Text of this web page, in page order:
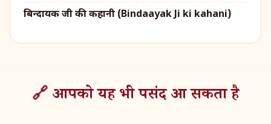
बिन्दायक जी की कहानी (Bindaayak Ji ki kahani)
🔗 आपको यह भी पसंद आ सकता है